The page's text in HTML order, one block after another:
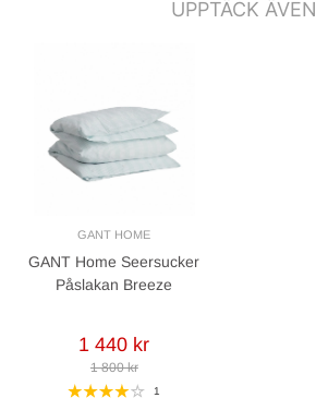
UPPTÄCK ÄVEN
GANT HOME
GANT Home Seersucker
Påslakan Breeze
1 440 kr
1 800 kr
1